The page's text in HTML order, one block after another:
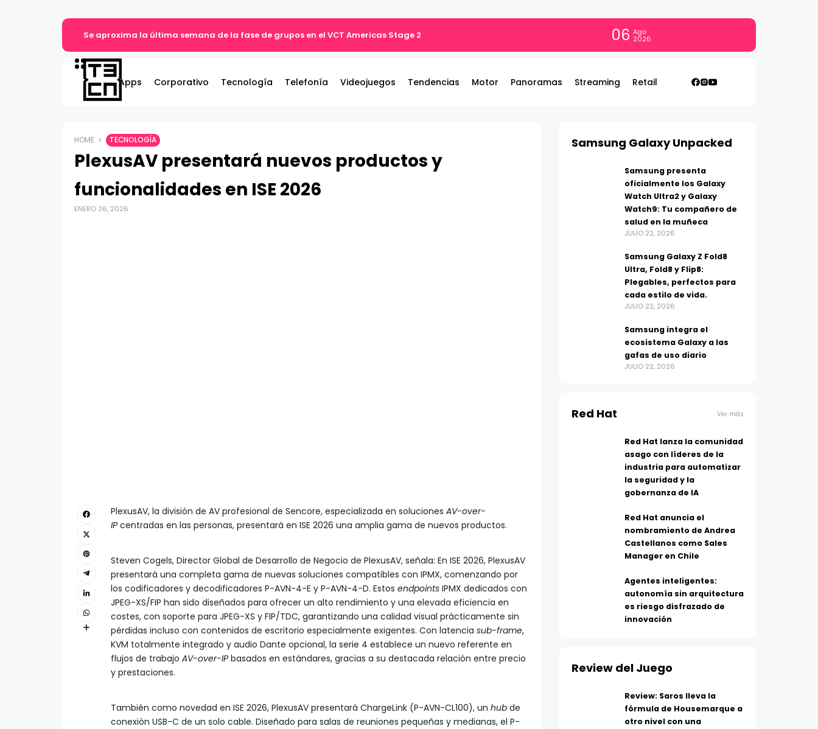
Se aproxima la última semana de la fase de grupos en el VCT Americas Stage 2 06 Ago
2026
Apps Corporativo Tecnología Telefonía Videojuegos Tendencias Motor Panoramas Streaming Retail
HOME TECNOLOGÍA
PlexusAV presentará nuevos productos y
funcionalidades en ISE 2026
ENERO 26, 2026
PlexusAV, la división de AV profesional de Sencore, especializada en soluciones AV-over-
IPcentradas en las personas, presentará en ISE 2026 una amplia gama de nuevos productos.
Steven Cogels, Director Global de Desarrollo de Negocio de PlexusAV, señala: En ISE 2026, PlexusAV
presentará una completa gama de nuevas soluciones compatibles con IPMX, comenzando por
los codificadores y decodificadores P-AVN-4-E y P-AVN-4-D. Estos endpoints IPMX dedicados con
JPEG-XS/FIP han sido diseñados para ofrecer un alto rendimiento y una elevada eficiencia en
costes, con soporte para JPEG-XS y FIP/TDC, garantizando una calidad visual prácticamente sin
pérdidas incluso con contenidos de escritorio especialmente exigentes. Con latencia sub-frame,
KVM totalmente integrado y audio Dante opcional, la serie 4 establece un nuevo referente en
flujos de trabajo AV-over-IPbasados en estándares, gracias a su destacada relación entre precio
y prestaciones.
También como novedad en ISE 2026, PlexusAV presentará ChargeLink (P-AVN-CL100), un hub de
conexión USB-C de un solo cable. Diseñado para salas de reuniones pequeñas y medianas, el P-
Samsung Galaxy Unpacked
Samsung presenta
oficialmente los Galaxy
Watch Ultra2 y Galaxy
Watch9: Tu compañero de
salud en la muñeca
JULIO 22, 2026
Samsung Galaxy Z Fold8
Ultra, Fold8 y Flip8:
Plegables, perfectos para
cada estilo de vida.
JULIO 22, 2026
Samsung integra el
ecosistema Galaxy a las
gafas de uso diario
JULIO 22, 2026
Red Hat Ver más
Red Hat lanza la comunidad
asago con líderes de la
industria para automatizar
la seguridad y la
gobernanza de IA
Red Hat anuncia el
nombramiento de Andrea
Castellanos como Sales
Manager en Chile
Agentes inteligentes:
autonomía sin arquitectura
es riesgo disfrazado de
innovación
Review del Juego
Review: Saros lleva la
fórmula de Housemarque a
otro nivel con una